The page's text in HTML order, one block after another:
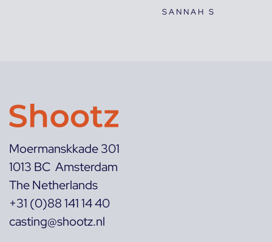
SANNAH S
Moermanskkade 301
1013 BC Amsterdam
The Netherlands
+31 (0)88 141 14 40
casting@shootz.nl